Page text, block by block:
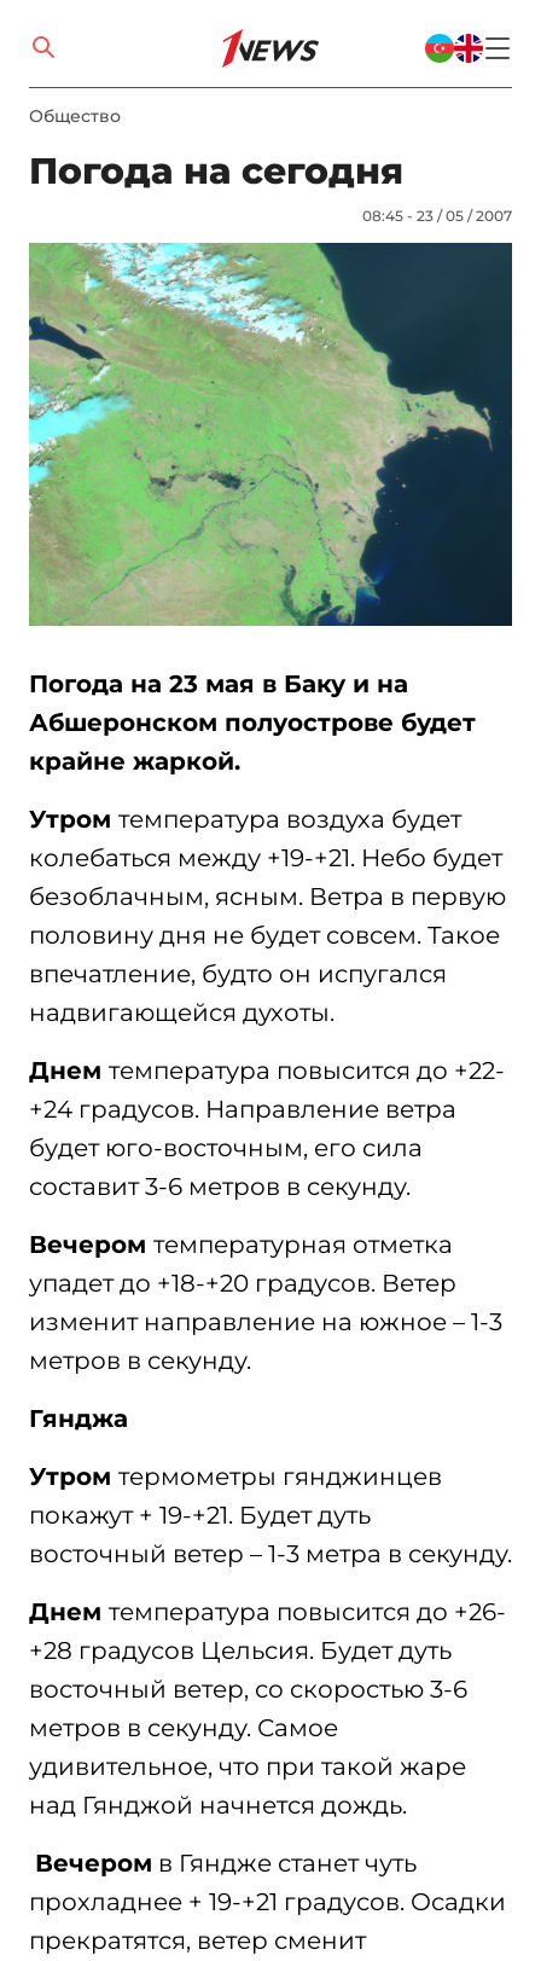
Общество
Погода на сегодня
08:45 - 23 / 05 / 2007
Погода на 23 мая в Баку и на
Абшеронском полуострове будет
крайне жаркой.
Утром температура воздуха будет
колебаться между +19-+21. Небо будет
безоблачным, ясным. Ветра в первую
половину дня не будет совсем. Такое
впечатление, будто он испугался
надвигающейся духоты.
Днем температура повысится до +22-
+24 градусов. Направление ветра
будет юго-восточным, его сила
составит 3-6 метров в секунду.
Вечером температурная отметка
упадет до +18-+20 градусов. Ветер
изменит направление на южное – 1-3
метров в секунду.
Гянджа
Утром термометры гянджинцев
покажут + 19-+21. Будет дуть
восточный ветер – 1-3 метра в секунду.
Днем температура повысится до +26-
+28 градусов Цельсия. Будет дуть
восточный ветер, со скоростью 3-6
метров в секунду. Самое
удивительное, что при такой жаре
над Гянджой начнется дождь.
Вечером в Гяндже станет чуть
прохладнее + 19-+21 градусов. Осадки
прекратятся, ветер сменит